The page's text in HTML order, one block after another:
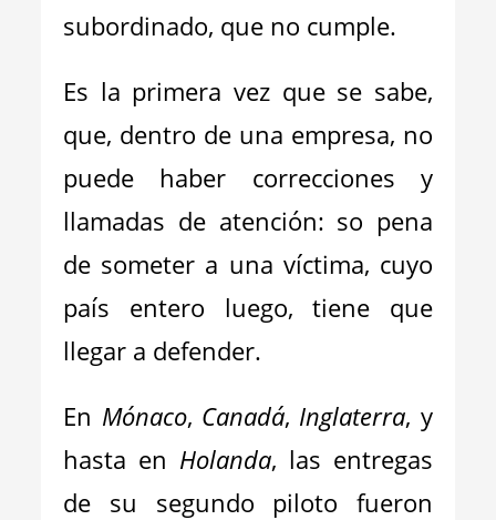
subordinado, que no cumple.
Es la primera vez que se sabe,
que, dentro de una empresa, no
puede haber correcciones y
llamadas de atención: so pena
de someter a una víctima, cuyo
país entero luego, tiene que
llegar a defender.
En Mónaco, Canadá, Inglaterra, y
hasta en Holanda, las entregas
de su segundo piloto fueron